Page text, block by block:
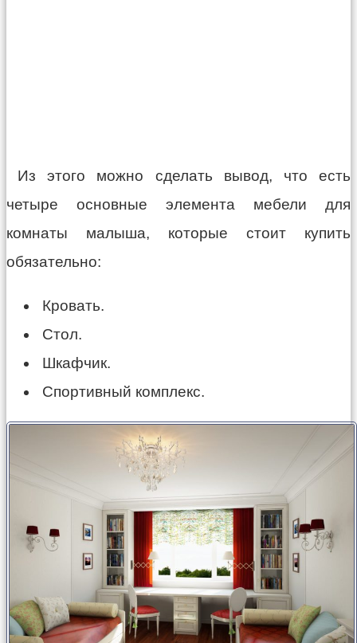
Из этого можно сделать вывод, что есть
четыре основные элемента мебели для
комнаты малыша, которые стоит купить
обязательно:
Кровать.
Стол.
Шкафчик.
Спортивный комплекс.